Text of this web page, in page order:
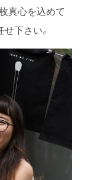
真心を込めて
下さい。